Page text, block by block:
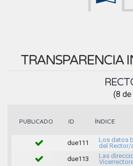
TRANSPARENCIA
(8
PUBLICADO ID ÍNDICE
due111
Los datos
del Rector/
due113
Las